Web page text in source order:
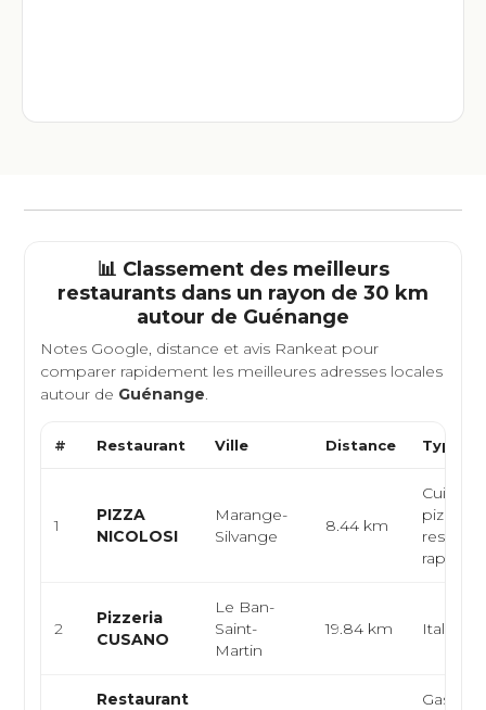
📊 Classement des meilleurs
restaurants dans un rayon de 30 km
autour de Guénange
Notes Google, distance et avis Rankeat pour
comparer rapidement les meilleures adresses locales
autour de Guénange.
# Restaurant Ville Distance Type
1
PIZZA
NICOLOSI
Marange-
Silvange
8.44 km
Cuisine
pizzeria,
rapide
2
Pizzeria
CUSANO
Le Ban-
Saint-
Martin
19.84 km
Restaurant